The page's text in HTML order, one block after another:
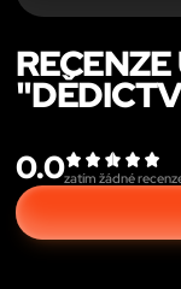
0.0zatím žádné